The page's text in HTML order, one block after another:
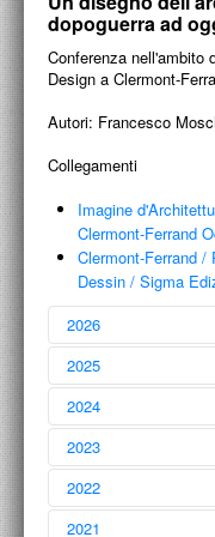
PROGETTI
PROGETTO T.E.S.I.
dopoguerra ad
Conferenza nell'ambito
Design a Clermont-
Autori: Francesco
Collegamenti
Imagine
Clermont-Ferrand
Clermont-Ferrand /
Dessin / Sigma
2026
Francesco Moschini
Liber amicorum
27 aprile 2026
2025
Laura Marcucci
a 10 anni dalla sua
2024
2023
2022
2021